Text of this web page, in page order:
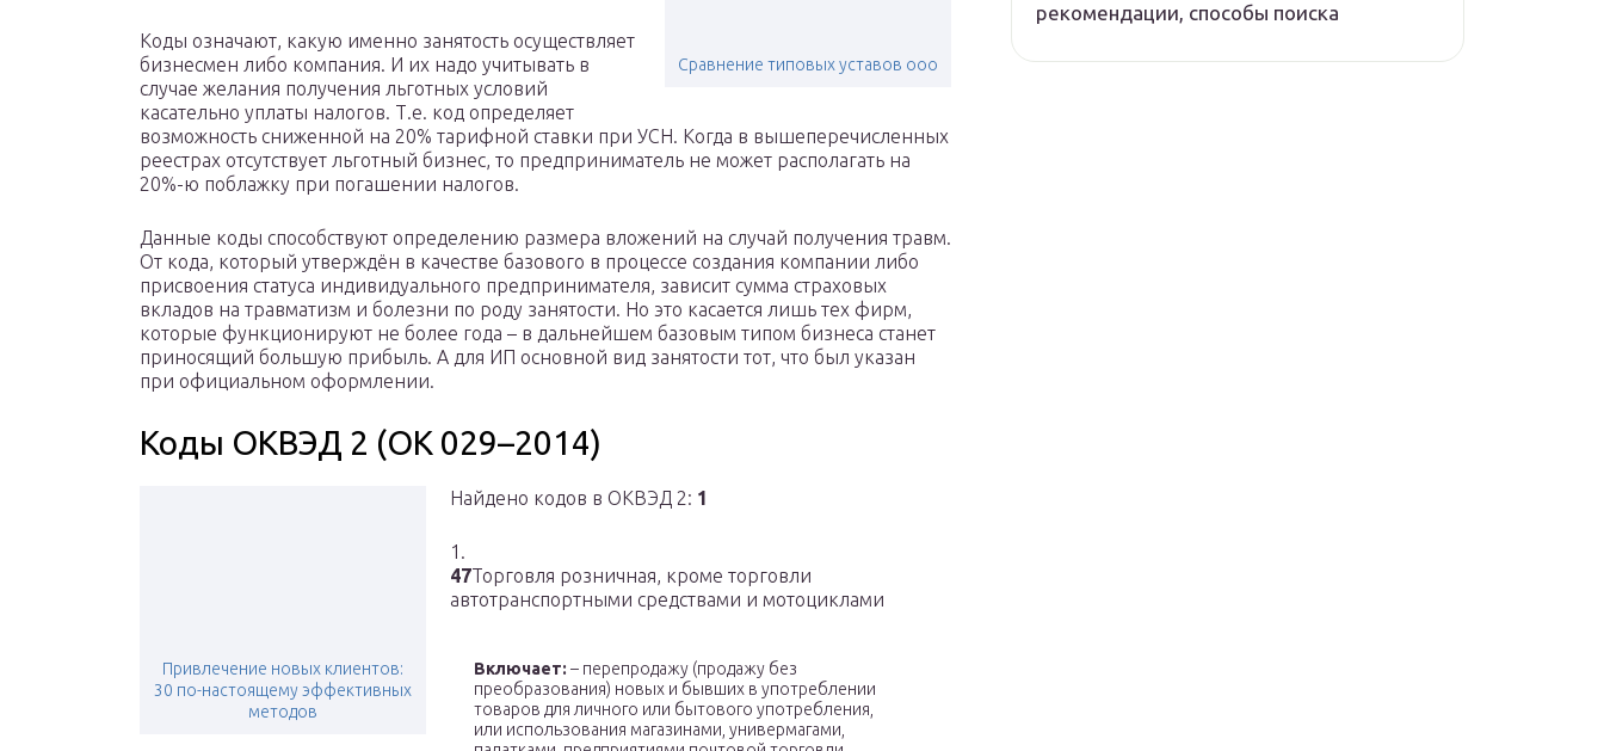
Сравнение типовых уставов ооо
Коды означают, какую именно занятость осуществляет
бизнесмен либо компания. И их надо учитывать в
случае желания получения льготных условий
касательно уплаты налогов. Т.е. код определяет
возможность сниженной на 20% тарифной ставки при УСН. Когда в вышеперечисленных
реестрах отсутствует льготный бизнес, то предприниматель не может располагать на
20%-ю поблажку при погашении налогов.
Данные коды способствуют определению размера вложений на случай получения травм.
От кода, который утверждён в качестве базового в процессе создания компании либо
присвоения статуса индивидуального предпринимателя, зависит сумма страховых
вкладов на травматизм и болезни по роду занятости. Но это касается лишь тех фирм,
которые функционируют не более года – в дальнейшем базовым типом бизнеса станет
приносящий большую прибыль. А для ИП основной вид занятости тот, что был указан
при официальном оформлении.
Коды ОКВЭД 2 (ОК 029–2014)
Привлечение новых клиентов:
30 по-настоящему эффективных
методов
Найдено кодов в ОКВЭД 2: 1
1.
47Торговля розничная, кроме торговли
автотранспортными средствами и мотоциклами
Включает: – перепродажу (продажу без
преобразования) новых и бывших в употреблении
товаров для личного или бытового употребления,
или использования магазинами, универмагами,
рекомендации, способы поиска